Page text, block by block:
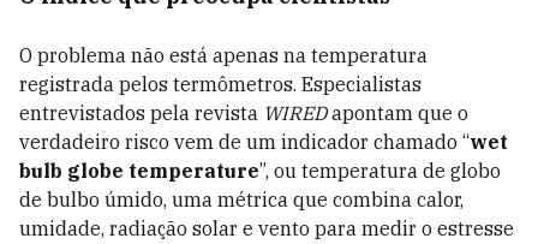
O problema não está apenas na temperatura
registrada pelos termômetros. Especialistas
entrevistados pela revista WIREDapontam que o
verdadeiro risco vem de um indicador chamado “wet
bulb globe temperature”, ou temperatura de globo
de bulbo úmido, uma métrica que combina calor,
umidade, radiação solar e vento para medir o estresse